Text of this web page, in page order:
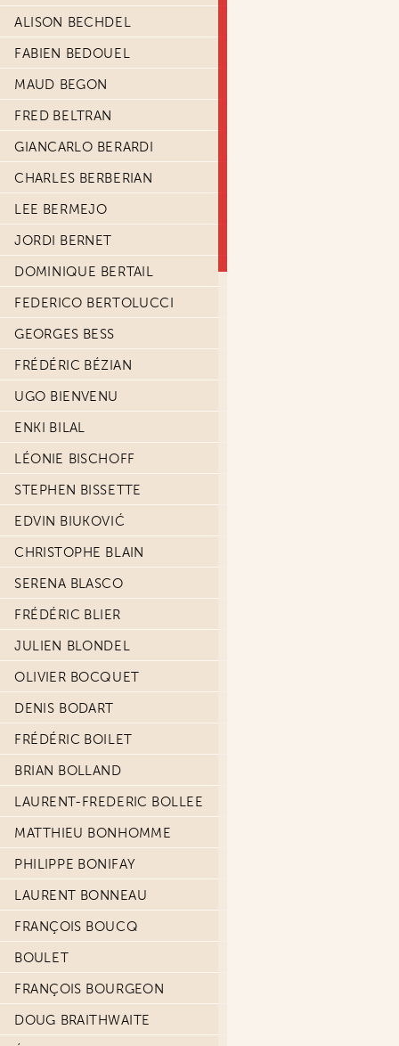
ALISON BECHDEL
FABIEN BEDOUEL
MAUD BEGON
FRED BELTRAN
GIANCARLO BERARDI
CHARLES BERBERIAN
LEE BERMEJO
JORDI BERNET
DOMINIQUE BERTAIL
FEDERICO BERTOLUCCI
GEORGES BESS
FRÉDÉRIC BÉZIAN
UGO BIENVENU
ENKI BILAL
LÉONIE BISCHOFF
STEPHEN BISSETTE
EDVIN BIUKOVIĆ
CHRISTOPHE BLAIN
SERENA BLASCO
FRÉDÉRIC BLIER
JULIEN BLONDEL
OLIVIER BOCQUET
DENIS BODART
FRÉDÉRIC BOILET
BRIAN BOLLAND
LAURENT-FREDERIC BOLLEE
MATTHIEU BONHOMME
PHILIPPE BONIFAY
LAURENT BONNEAU
FRANÇOIS BOUCQ
BOULET
FRANÇOIS BOURGEON
DOUG BRAITHWAITE